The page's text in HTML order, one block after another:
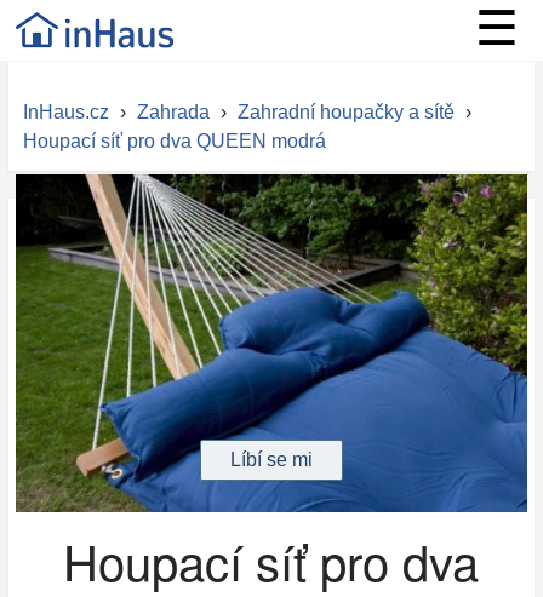
☰
InHaus.cz › Zahrada › Zahradní houpačky a sítě ›
Houpací síť pro dva QUEEN modrá
Houpací síť pro dva